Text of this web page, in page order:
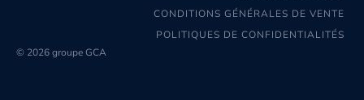
CONDITIONS GÉNÉRALES DE VENTE
POLITIQUES DE CONFIDENTIALITÉS
© 2026 groupe GCA